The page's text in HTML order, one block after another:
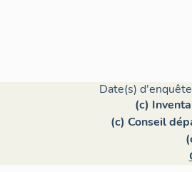
Date(s)
(c)
(c) Conseil